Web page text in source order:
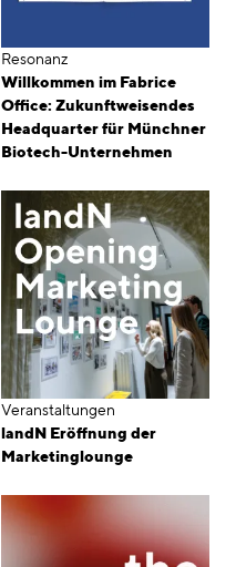
Resonanz
Willkommen im Fabrice
Office: Zukunftweisendes
Headquarter für Münchner
Biotech-Unternehmen
Veranstaltungen
landN Eröffnung der
Marketinglounge